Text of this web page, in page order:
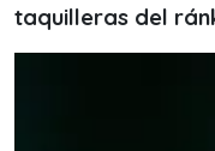
taquilleras del